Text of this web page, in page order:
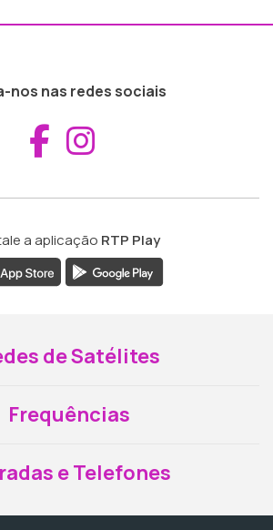
nos nas redes sociais
Aceder ao
a aplicação RTP Play
de Satélites
Frequências
e Telefones